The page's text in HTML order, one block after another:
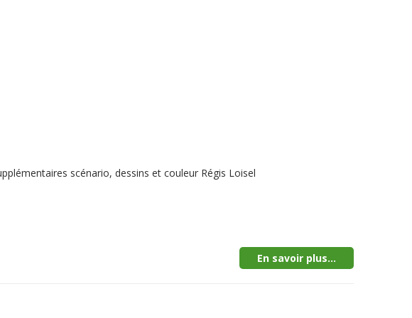
scénario, dessins et couleur Régis Loisel
En savoir plus...